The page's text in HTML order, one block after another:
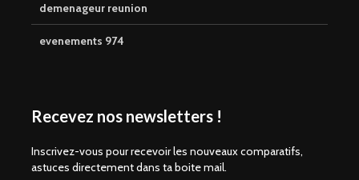
demenageur reunion
evenements 974
Recevez nos newsletters !
Inscrivez-vous pour recevoir les nouveaux comparatifs,
astuces directement dans ta boite mail.